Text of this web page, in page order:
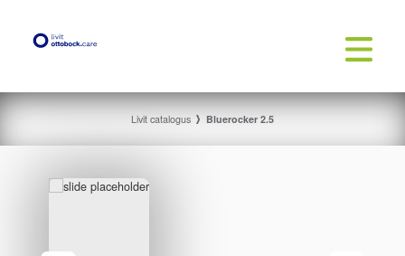
Livit catalogus Bluerocker 2.5